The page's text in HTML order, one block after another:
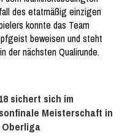
des etatmäßig einzigen
konnte das Team
beweisen und steht
der nächsten Qualirunde.
sichert sich im
Meisterschaft in